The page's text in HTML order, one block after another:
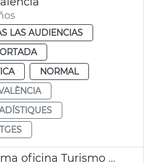
LAS AUDIENCIAS
NORMAL
Ampliación y reforma oficina Turismo Aeropuerto València